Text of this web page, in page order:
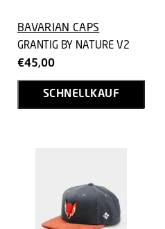
BAVARIAN CAPS
GRANTIG BY NATURE V2
€45,00
SCHNELLKAUF